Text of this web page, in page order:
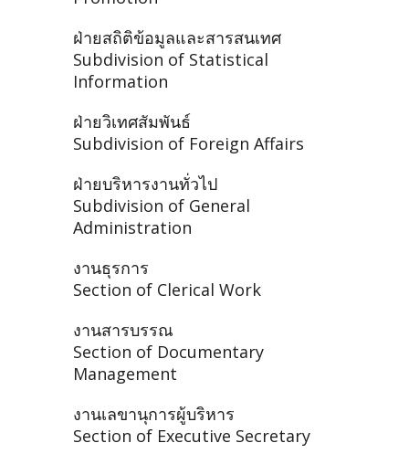
ฝ่ายสถิติข้อมูลและสารสนเทศ
Subdivision of Statistical
Information
ฝ่ายวิเทศสัมพันธ์
Subdivision of Foreign Affairs
ฝ่ายบริหารงานทั่วไป
Subdivision of General
Administration
งานธุรการ
Section of Clerical Work
งานสารบรรณ
Section of Documentary
Management
งานเลขานุการผู้บริหาร
Section of Executive Secretary